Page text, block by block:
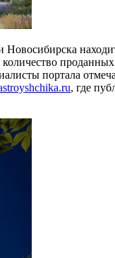
портала
, где